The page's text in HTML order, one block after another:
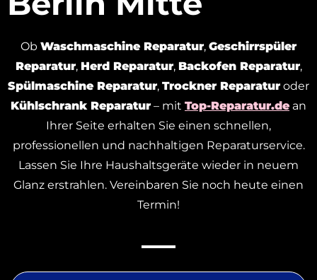
Ob Waschmaschine Reparatur, Geschirrspüler
Reparatur, Herd Reparatur, Backofen Reparatur,
Spülmaschine Reparatur, Trockner Reparatur oder
Kühlschrank Reparatur – mit Top-Reparatur.de an
Ihrer Seite erhalten Sie einen schnellen,
professionellen und nachhaltigen Reparaturservice.
Lassen Sie Ihre Haushaltsgeräte wieder in neuem
Glanz erstrahlen. Vereinbaren Sie noch heute einen
Termin!